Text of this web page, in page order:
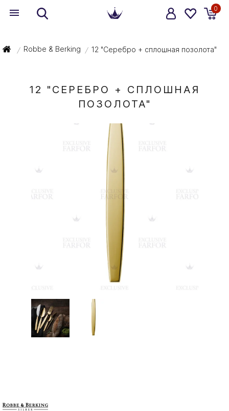
0
/ Robbe & Berking / 12 "Серебро + сплошная позолота"
12 "СЕРЕБРО + СПЛОШНАЯ
ПОЗОЛОТА"